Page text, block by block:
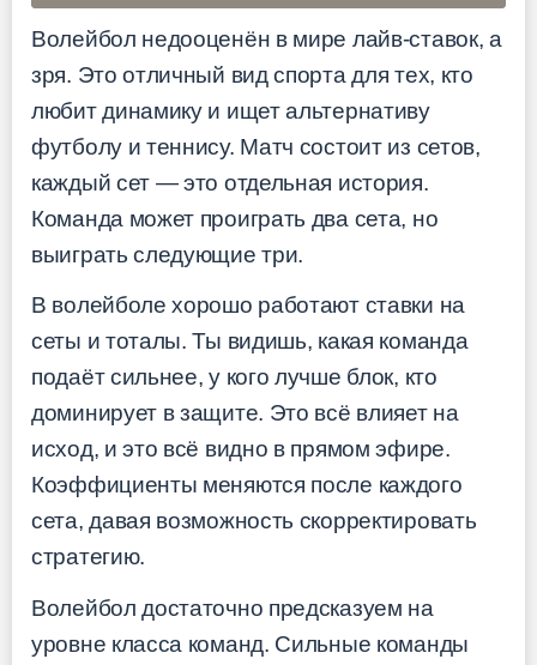
Волейбол недооценён в мире лайв-ставок, а
зря. Это отличный вид спорта для тех, кто
любит динамику и ищет альтернативу
футболу и теннису. Матч состоит из сетов,
каждый сет — это отдельная история.
Команда может проиграть два сета, но
выиграть следующие три.
В волейболе хорошо работают ставки на
сеты и тоталы. Ты видишь, какая команда
подаёт сильнее, у кого лучше блок, кто
доминирует в защите. Это всё влияет на
исход, и это всё видно в прямом эфире.
Коэффициенты меняются после каждого
сета, давая возможность скорректировать
стратегию.
Волейбол достаточно предсказуем на
уровне класса команд. Сильные команды